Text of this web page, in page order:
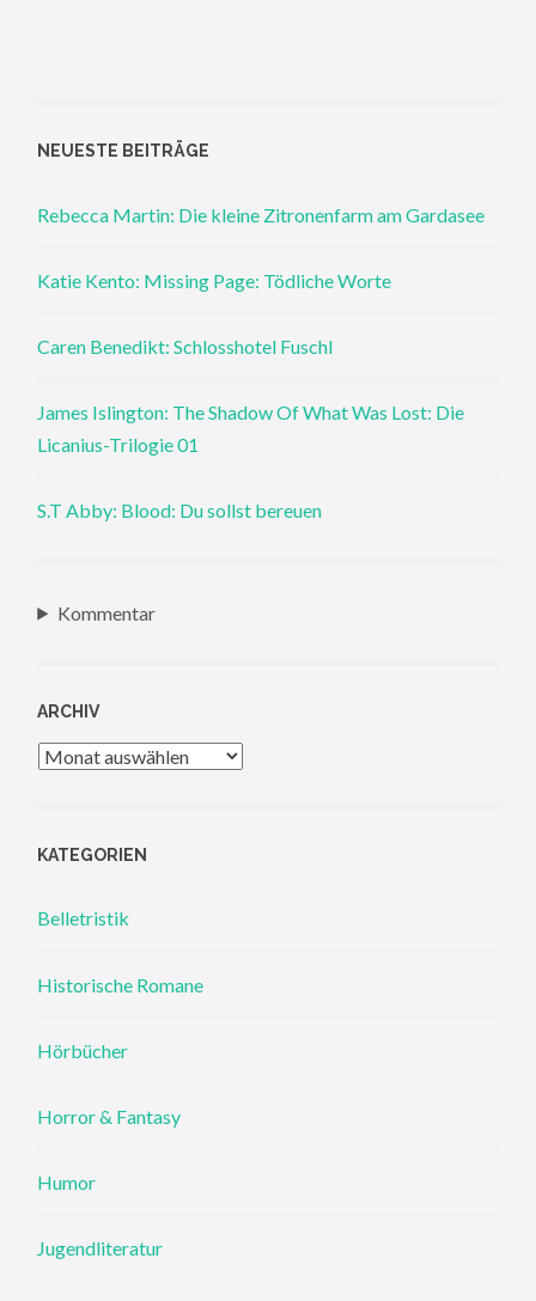
NEUESTE BEITRÄGE
Rebecca Martin: Die kleine Zitronenfarm am Gardasee
Katie Kento: Missing Page: Tödliche Worte
Caren Benedikt: Schlosshotel Fuschl
James Islington: The Shadow Of What Was Lost: Die
Licanius-Trilogie 01
S.T Abby: Blood: Du sollst bereuen
Kommentar
ARCHIV
Archiv
KATEGORIEN
Belletristik
Historische Romane
Hörbücher
Horror & Fantasy
Humor
Jugendliteratur